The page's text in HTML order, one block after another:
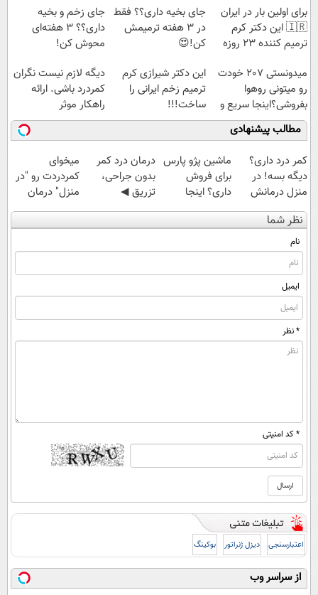
برای اولین بار در ایران
🇮🇷 این دکتر کرم
ترمیم کننده 23 روزه
جای بخیه داری؟؟ فقط
در 3 هفته ترمیمش
کن!😍
جای زخم و بخیه
داری؟؟ 3 هفته‌ای
محوش کن!
میدونستی 207 خودت
رو میتونی روهوا
بفروشی؟اینجا سریع و
راحت بفروش
این دکتر شیرازی کرم
ترمیم زخم ایرانی را
ساخت!!!
دیگه لازم نیست نگران
کمردرد باشی. ارائه
راهکار موثر
مطالب پیشنهادی
کمر درد داری؟
دیگه بسه! در
منزل درمانش
کن
(◀پرسش‌نامه)
ماشین پژو پارس
برای فروش
داری؟ اینجا
سریع بفروشش
درمان درد کمر
بدون جراحی،
تزریق ◀
پرسش‌نامه رو پر
کن ▶
میخوای
کمردردت رو "در
منزل" درمان
کنی؟ (◂فیلم +
◂پرسش‌نامه)
نظر شما
نام
ایمیل
* نظر
* کد امنیتی
اعتبارسنجی دیزل ژنراتور بوکینگ
از سراسر وب